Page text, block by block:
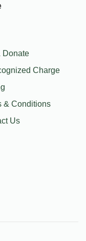
Donate
Charge
& Conditions
Us